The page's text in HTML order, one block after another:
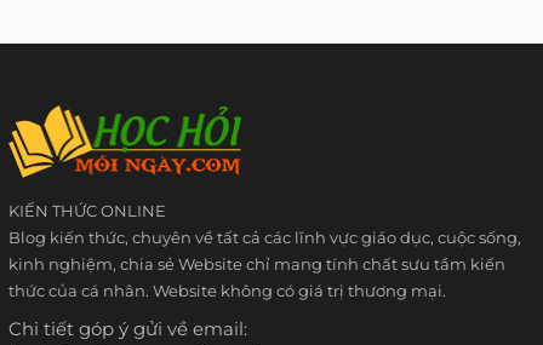
KIẾN THỨC ONLINE
Blog kiến thức, chuyên về tất cả các lĩnh vực giáo dục, cuộc sống,
kinh nghiệm, chia sẻ Website chỉ mang tính chất sưu tầm kiến
thức của cá nhân. Website không có giá trị thương mại.
Chi tiết góp ý gửi về email: